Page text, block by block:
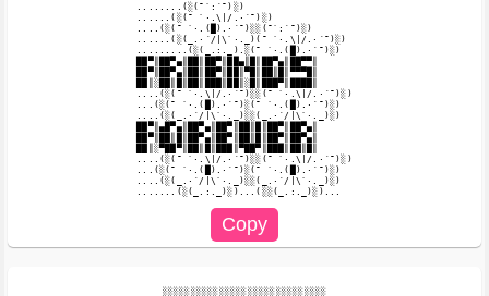
........(░(¯`:´¯)░)
......(░(¯ `·.\|/.·´¯)░)
....(░(¯ `·.(█).·´¯)░░(¯`:´¯)░)
......(░(_.·´/|\`·._)(¯ `·.\|/.·´¯)░)
.........(░(_.:._).░(¯ `·.(█).·´¯)░)
██▀║██▀▄║██║██▀║██▄║█║██▀▄║██▀▀║
██▀║██▀▄║██║██▀║██║▀█║██║█║▀▀▀█║
██║░██║█║██║███║██║░█║███▀║████║
....(░(¯ `·.\|/.·´¯)░░(¯ `·.\|/.·´¯)░)
...(░(¯ `·.(█).·´¯)░(¯ `·.(█).·´¯)░)
....(░(_.·´/|\`·._)░░(_.·´/|\`·._)░)
██▀║▄█▀▄║██▀▄║██▀║██║█║██▀║██▀▄║
██▀║██║█║██▀▄║██▀║██║█║██▀║██▀▄║
██║░▀██▀║██║█║███║▀██▀║███║██║█║
....(░(¯ `·.\|/.·´¯)░░(¯ `·.\|/.·´¯)░)
...(░(¯ `·.(█).·´¯)░(¯ `·.(█).·´¯)░)
....(░(_.·´/|\`·._)░░(_.·´/|\`·._)░)
░░░░░░░░░░░░░░░░░░░░░░░░░░░░░